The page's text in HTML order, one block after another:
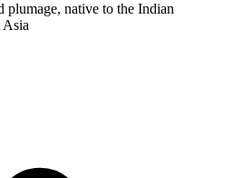
native to the Indian
Asia